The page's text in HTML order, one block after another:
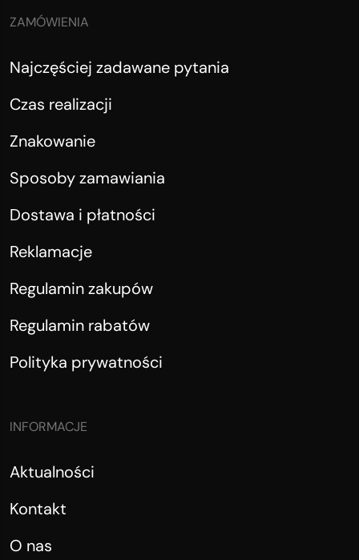
ZAMÓWIENIA
Najczęściej zadawane pytania
Czas realizacji
Znakowanie
Sposoby zamawiania
Dostawa i płatności
Reklamacje
Regulamin zakupów
Regulamin rabatów
Polityka prywatności
INFORMACJE
Aktualności
Kontakt
O nas